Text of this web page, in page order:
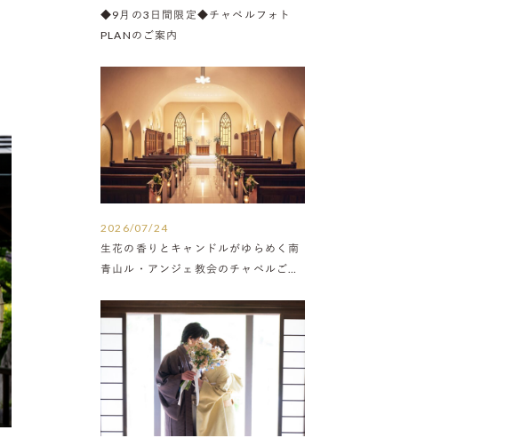
◆9月の3日間限定◆チャペルフォト
PLANのご案内
2026/07/24
生花の香りとキャンドルがゆらめく南
青山ル・アンジェ教会のチャペルご紹